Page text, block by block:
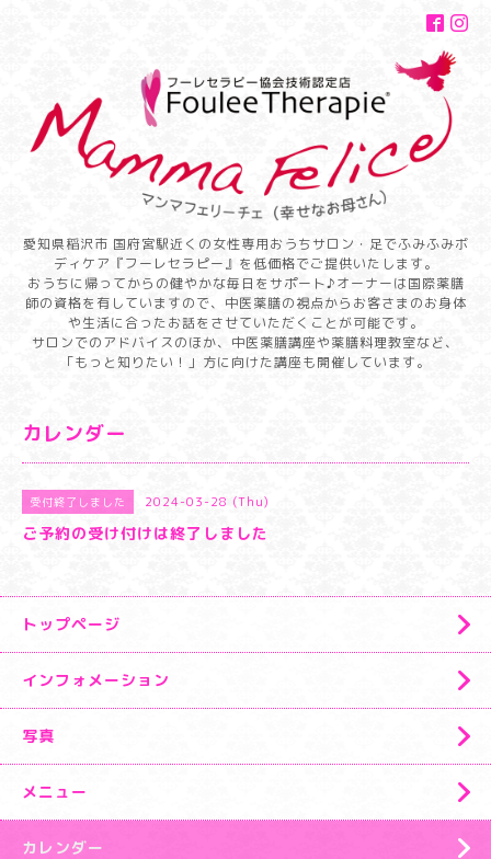
愛知県稲沢市 国府宮駅近くの女性専用おうちサロン・足でふみふみボ
ディケア『フーレセラピー』を低価格でご提供いたします。
おうちに帰ってからの健やかな毎日をサポート♪オーナーは国際薬膳
師の資格を有していますので、中医薬膳の視点からお客さまのお身体
や生活に合ったお話をさせていただくことが可能です。
サロンでのアドバイスのほか、中医薬膳講座や薬膳料理教室など、
「もっと知りたい！」方に向けた講座も開催しています。
カレンダー
受付終了しました 2024-03-28 (Thu)
ご予約の受け付けは終了しました
トップページ
インフォメーション
写真
メニュー
カレンダー